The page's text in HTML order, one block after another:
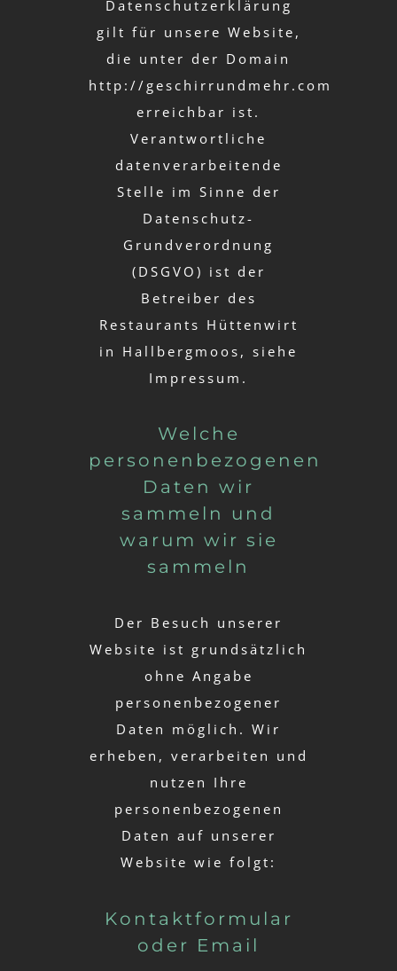
Datenschutzerklärung
gilt für unsere Website,
die unter der Domain
http://geschirrundmehr.com
erreichbar ist.
Verantwortliche
datenverarbeitende
Stelle im Sinne der
Datenschutz-
Grundverordnung
(DSGVO) ist der
Betreiber des
Restaurants Hüttenwirt
in Hallbergmoos, siehe
Impressum.
Welche
personenbezogenen
Daten wir
sammeln und
warum wir sie
sammeln
Der Besuch unserer
Website ist grundsätzlich
ohne Angabe
personenbezogener
Daten möglich. Wir
erheben, verarbeiten und
nutzen Ihre
personenbezogenen
Daten auf unserer
Website wie folgt:
Kontaktformular
oder Email